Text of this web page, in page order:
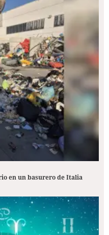
en un basurero de Italia